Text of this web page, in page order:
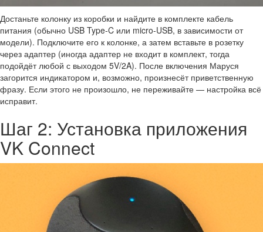
Достаньте колонку из коробки и найдите в комплекте кабель
питания (обычно USB Type-C или micro-USB, в зависимости от
модели). Подключите его к колонке, а затем вставьте в розетку
через адаптер (иногда адаптер не входит в комплект, тогда
подойдёт любой с выходом 5V/2A). После включения Маруся
загорится индикатором и, возможно, произнесёт приветственную
фразу. Если этого не произошло, не переживайте — настройка всё
исправит.
Шаг 2: Установка приложения
VK Connect